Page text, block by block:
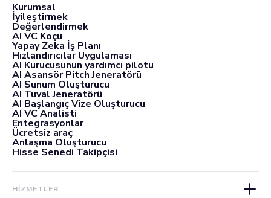
Kurumsal
İyileştirmek
Değerlendirmek
AI VC Koçu
Yapay Zeka İş Planı
Hızlandırıcılar Uygulaması
AI Kurucusunun yardımcı pilotu
AI Asansör Pitch Jeneratörü
AI Sunum Oluşturucu
AI Tuval Jeneratörü
AI Başlangıç Vize Oluşturucu
AI VC Analisti
Entegrasyonlar
Ücretsiz araç
Anlaşma Oluşturucu
Hisse Senedi Takipçisi
HİZMETLER